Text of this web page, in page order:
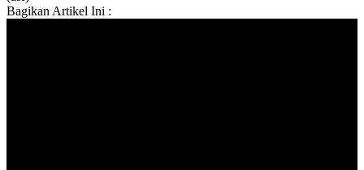
Bagikan Artikel Ini :